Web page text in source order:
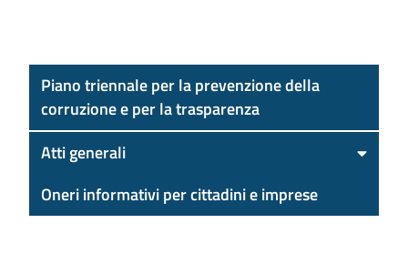
Piano triennale per la prevenzione della
corruzione e per la trasparenza
Atti generali
Oneri informativi per cittadini e imprese